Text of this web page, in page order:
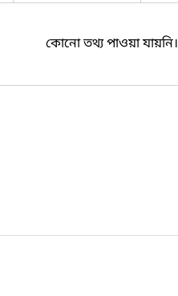
কোনো তথ্য পাওয়া যায়নি।